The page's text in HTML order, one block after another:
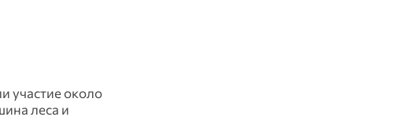
участие около
леса и